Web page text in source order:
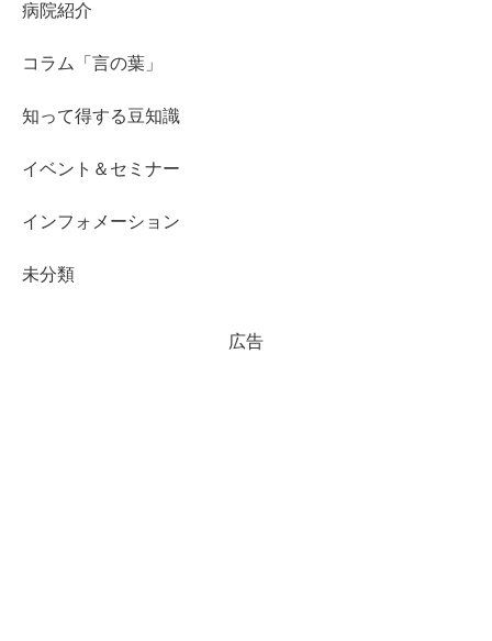
病院紹介
コラム「言の葉」
知って得する豆知識
イベント＆セミナー
インフォメーション
未分類
広告